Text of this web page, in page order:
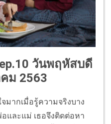
10 วันพฤหัสบดี
ม 2563
มากเมื่อรู้ความจริงบาง
และแม่ เธอจึงติดต่อหา